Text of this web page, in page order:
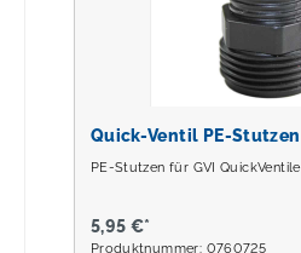
Quick-Ventil PE-Stutzen
PE-Stutzen für GVI QuickVentile
5,95 €*
Produktnummer: 0760725